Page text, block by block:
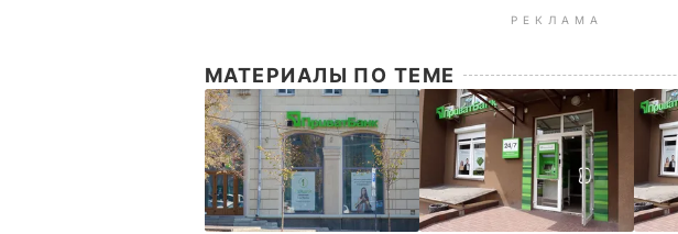
РЕКЛАМА
МАТЕРИАЛЫ ПО ТЕМЕ